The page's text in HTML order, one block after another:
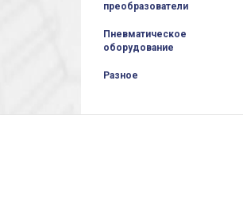
преобразователи
Пневматическое
оборудование
Разное